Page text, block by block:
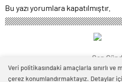
0 0
Bu yazı yorumlara kapatılmıştır.
Son
Veri politikasındaki amaçlarla sınırlı ve
çerez konumlandırmaktayız. Detaylar